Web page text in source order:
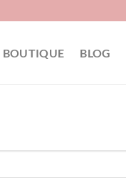
BOUTIQUE BLOG